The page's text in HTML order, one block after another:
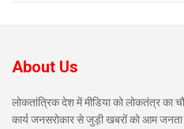
About Us
लोकतांत्रिक देश में मीडिया को लोकतंत्र का
कार्य जनसरोकार से जुड़ी खबरों को आम